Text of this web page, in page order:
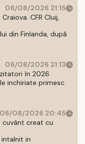
06/08/2026 21:15
CFR Cluij,
din Finlanda, după
06/08/2026 21:13
în 2026
inchiriate primesc
06/08/2026 20:45
cuvânt creat cu
in